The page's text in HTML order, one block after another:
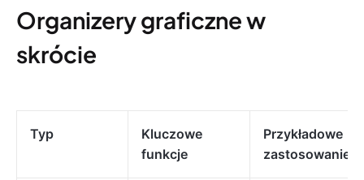
Organizery graficzne w
skrócie
Typ
Kluczowe
funkcje
Przykładowe
zastosowanie